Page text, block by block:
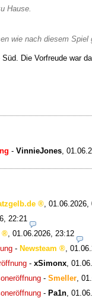
Hause.
wie nach diesem Spiel
Die Vorfreude war
- VinnieJones,
01.06.2026,
22:21
01.06.2026, 23:12
- Newsteam
- xSimonx
- Smeller
- Pa1n